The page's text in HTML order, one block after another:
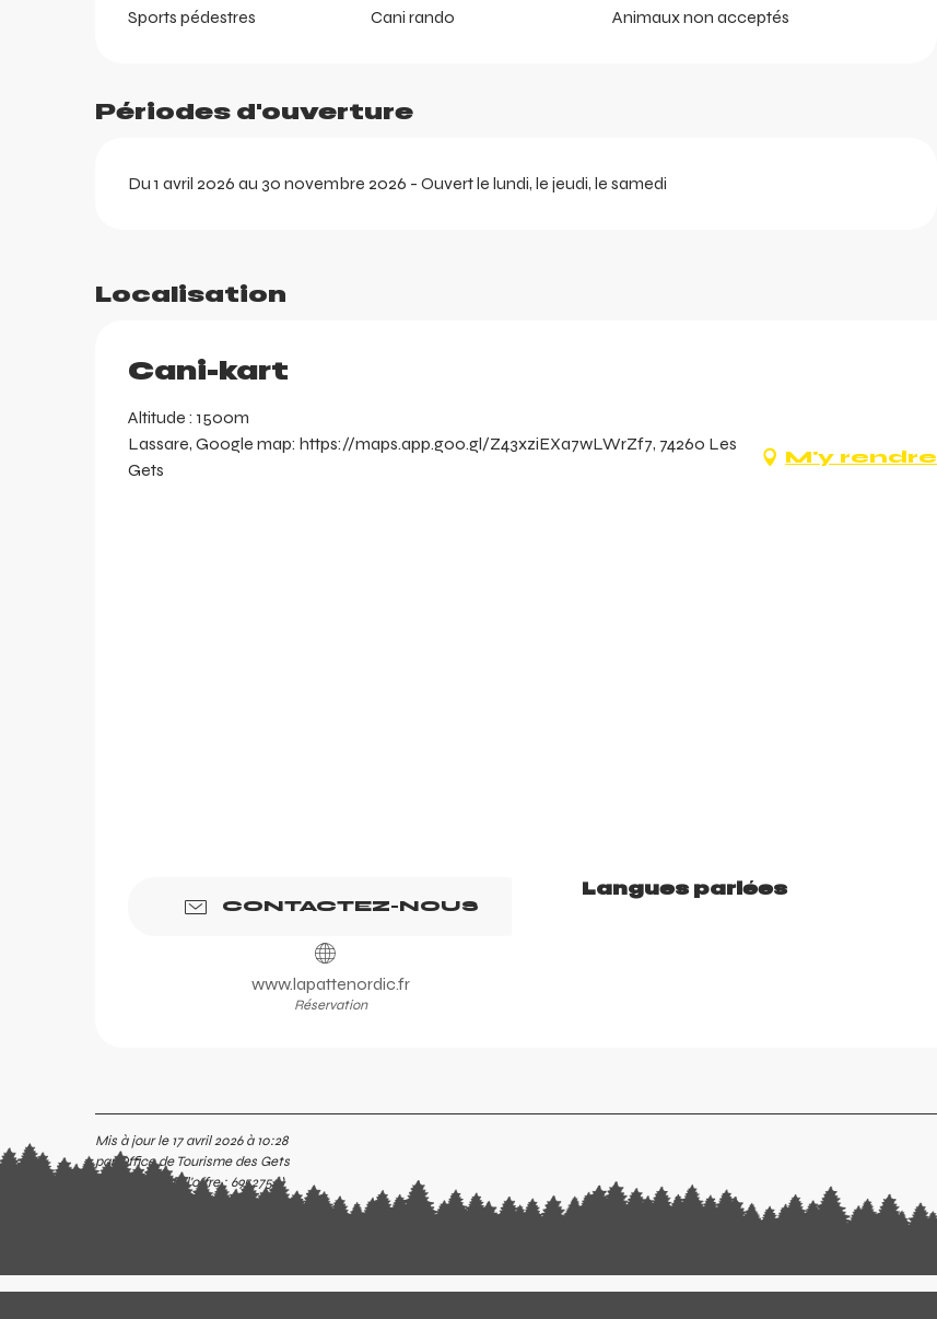
Sports pédestres Cani rando Animaux non acceptés
Périodes d'ouverture
Du 1 avril 2026 au 30 novembre 2026 - Ouvert le lundi, le jeudi, le samedi
Localisation
Cani-kart
Altitude : 1500m
Lassare, Google map: https://maps.app.goo.gl/Z43xziEXa7wLWrZf7, 74260 Les
Gets
M'y rendre
CONTACTEZ-NOUS
www.lapattenordic.fr
Réservation
Langues parlées
Langues parlées
Mis à jour le 17 avril 2026 à 10:28
par Office de Tourisme des Gets
(Identifiant de l'offre : 6952755)